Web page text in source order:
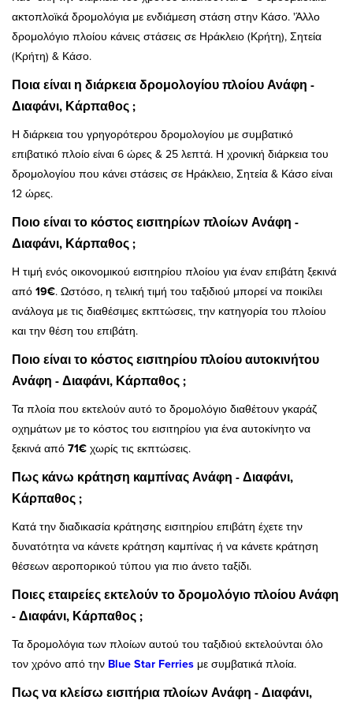
ακτοπλοϊκά δρομολόγια με ενδιάμεση στάση στην Κάσο. 'Άλλο
δρομολόγιο πλοίου κάνεις στάσεις σε Ηράκλειο (Κρήτη), Σητεία
(Κρήτη) & Κάσο.
Ποια είναι η διάρκεια δρομολογίου πλοίου Ανάφη -
Διαφάνι, Κάρπαθος ;
Η διάρκεια του γρηγορότερου δρομολογίου με συμβατικό
επιβατικό πλοίο είναι 6 ώρες & 25 λεπτά. Η χρονική διάρκεια του
δρομολογίου που κάνει στάσεις σε Ηράκλειο, Σητεία & Κάσο είναι
12 ώρες.
Ποιο είναι το κόστος εισιτηρίων πλοίων Ανάφη -
Διαφάνι, Κάρπαθος ;
Η τιμή ενός οικονομικού εισιτηρίου πλοίου για έναν επιβάτη ξεκινά
από 19€. Ωστόσο, η τελική τιμή του ταξιδιού μπορεί να ποικίλει
ανάλογα με τις διαθέσιμες εκπτώσεις, την κατηγορία του πλοίου
και την θέση του επιβάτη.
Ποιο είναι το κόστος εισιτηρίου πλοίου αυτοκινήτου
Ανάφη - Διαφάνι, Κάρπαθος ;
Τα πλοία που εκτελούν αυτό το δρομολόγιο διαθέτουν γκαράζ
οχημάτων με το κόστος του εισιτηρίου για ένα αυτοκίνητο να
ξεκινά από 71€ χωρίς τις εκπτώσεις.
Πως κάνω κράτηση καμπίνας Ανάφη - Διαφάνι,
Κάρπαθος ;
Κατά την διαδικασία κράτησης εισιτηρίου επιβάτη έχετε την
δυνατότητα να κάνετε κράτηση καμπίνας ή να κάνετε κράτηση
θέσεων αεροπορικού τύπου για πιο άνετο ταξίδι.
Ποιες εταιρείες εκτελούν το δρομολόγιο πλοίου Ανάφη
- Διαφάνι, Κάρπαθος ;
Τα δρομολόγια των πλοίων αυτού του ταξιδιού εκτελούνται όλο
τον χρόνο από την Blue Star Ferries με συμβατικά πλοία.
Πως να κλείσω εισιτήρια πλοίων Ανάφη - Διαφάνι,